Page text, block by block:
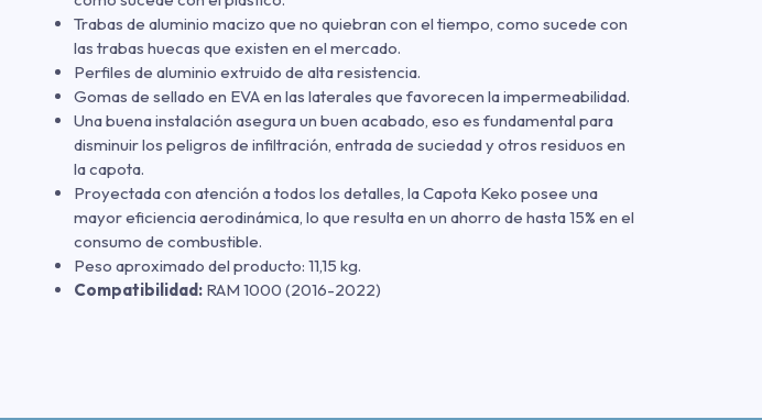
Trabas de aluminio macizo que no quiebran con el tiempo, como sucede con
las trabas huecas que existen en el mercado.
Perfiles de aluminio extruido de alta resistencia.
Gomas de sellado en EVA en las laterales que favorecen la impermeabilidad.
Una buena instalación asegura un buen acabado, eso es fundamental para
disminuir los peligros de infiltración, entrada de suciedad y otros residuos en
la capota.
Proyectada con atención a todos los detalles, la Capota Keko posee una
mayor eficiencia aerodinámica, lo que resulta en un ahorro de hasta 15% en el
consumo de combustible.
Peso aproximado del producto: 11,15 kg.
Compatibilidad: RAM 1000 (2016-2022)